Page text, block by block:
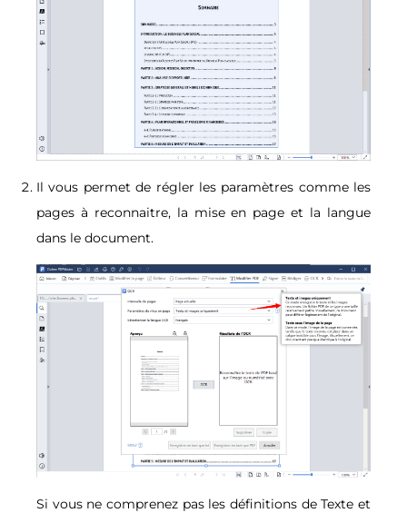
Il vous permet de régler les paramètres comme les
pages à reconnaitre, la mise en page et la langue
dans le document.
Si vous ne comprenez pas les définitions de Texte et